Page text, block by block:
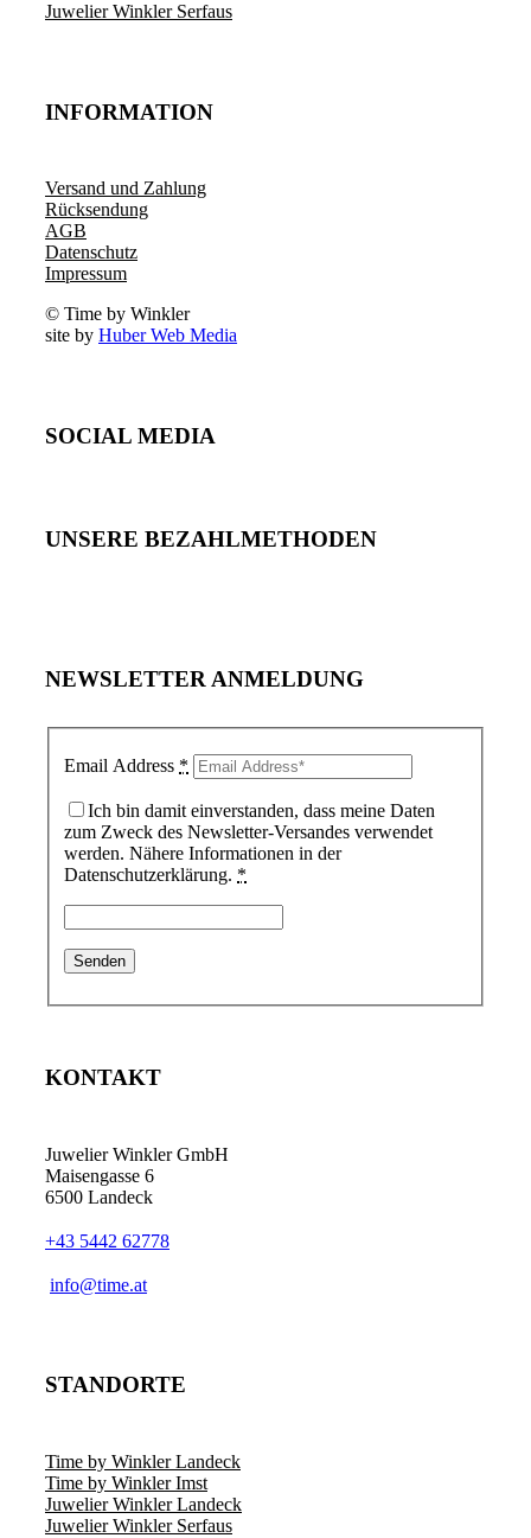
Juwelier Winkler Serfaus
INFORMATION
Versand und Zahlung
Rücksendung
AGB
Datenschutz
Impressum
© Time by Winkler
site by Huber Web Media
SOCIAL MEDIA
UNSERE BEZAHLMETHODEN
NEWSLETTER ANMELDUNG
Email Address *
Ich bin damit einverstanden, dass meine Daten
zum Zweck des Newsletter-Versandes verwendet
werden. Nähere Informationen in der
Datenschutzerklärung. *
KONTAKT
Juwelier Winkler GmbH
Maisengasse 6
6500 Landeck
+43 5442 62778
info@time.at
STANDORTE
Time by Winkler Landeck
Time by Winkler Imst
Juwelier Winkler Landeck
Juwelier Winkler Serfaus